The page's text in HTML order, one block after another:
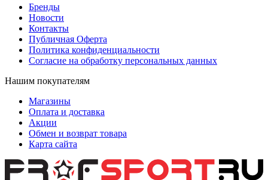
Бренды
Новости
Контакты
Публичная Оферта
Политика конфиденциальности
Согласие на обработку персональных данных
Нашим покупателям
Магазины
Оплата и доставка
Акции
Обмен и возврат товара
Карта сайта